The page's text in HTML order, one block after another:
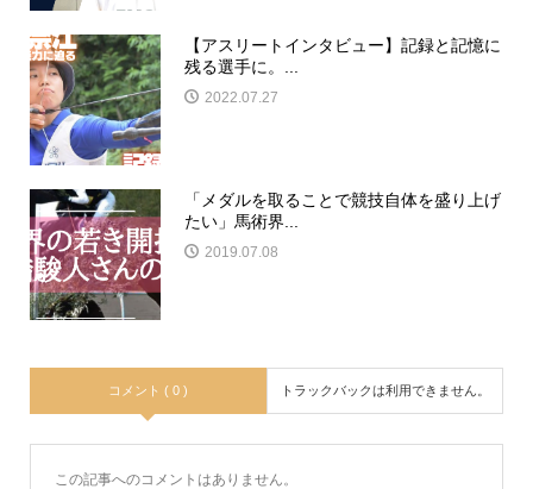
【アスリートインタビュー】記録と記憶に
残る選手に。...
2022.07.27
「メダルを取ることで競技自体を盛り上げ
たい」馬術界...
2019.07.08
コメント ( 0 ) トラックバックは利用できません。
この記事へのコメントはありません。